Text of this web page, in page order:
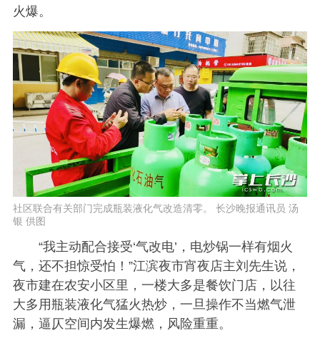
火爆。
社区联合有关部门完成瓶装液化气改造清零。 长沙晚报通讯员 汤
银 供图
“我主动配合接受‘气改电’，电炒锅一样有烟火
气，还不担惊受怕！”江滨夜市宵夜店主刘先生说，
夜市建在农安小区里，一楼大多是餐饮门店，以往
大多用瓶装液化气猛火热炒，一旦操作不当燃气泄
漏，逼仄空间内发生爆燃，风险重重。